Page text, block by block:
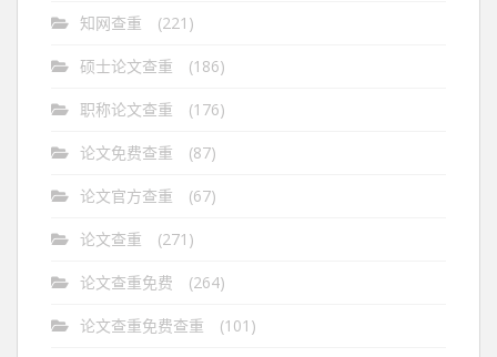
知网查重 (221)
硕士论文查重 (186)
职称论文查重 (176)
论文免费查重 (87)
论文官方查重 (67)
论文查重 (271)
论文查重免费 (264)
论文查重免费查重 (101)